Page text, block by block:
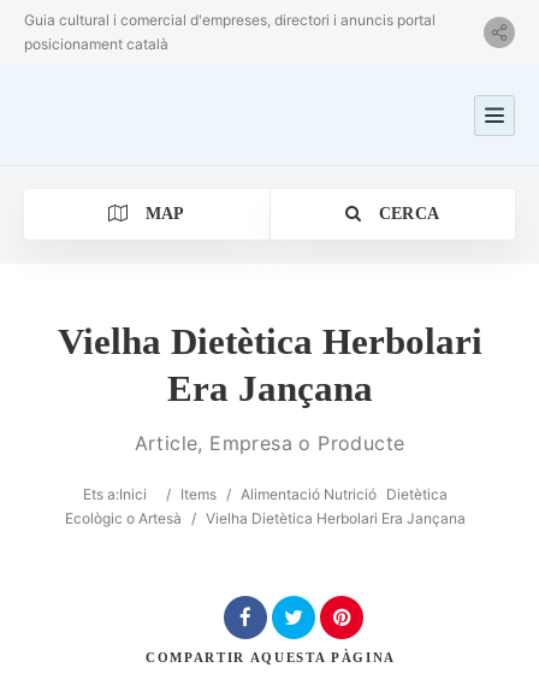
Guia cultural i comercial d'empreses, directori i anuncis portal
posicionament català
MAP CERCA
Cerca
Vielha Dietètica Herbolari
Era Jançana
Article, Empresa o Producte
Ets a:Inici / Items / Alimentació Nutrició
Dietètica
Ecològic o Artesà / Vielha Dietètica Herbolari Era Jançana
COMPARTIR AQUESTA PÀGINA